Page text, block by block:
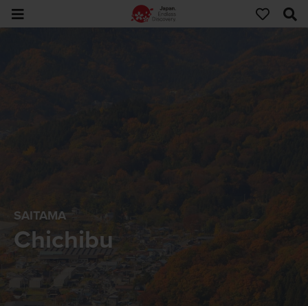
SAITAMA
Chichibu